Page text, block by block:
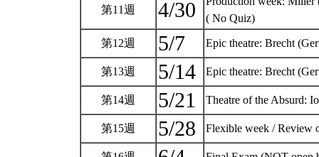
第11週 4/30
( No Quiz)
第12週 5/7 Epic theatre: Brecht
第13週 5/14 Epic theatre: Brecht
第14週 5/21 Theatre of the Absurd:
第15週 5/28 Flexible week / Review